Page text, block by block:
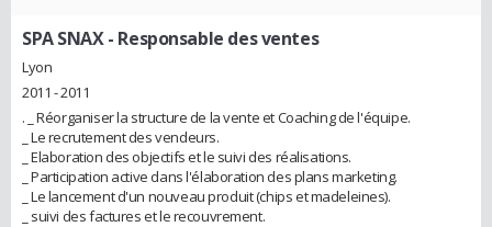
SPA SNAX- Responsable des ventes
Lyon
2011 - 2011
. _ Réorganiser la structure de la vente et Coaching de l'équipe.
_ Le recrutement des vendeurs.
_ Elaboration des objectifs et le suivi des réalisations.
_ Participation active dans l'élaboration des plans marketing.
_ Le lancement d'un nouveau produit (chips et madeleines).
_ suivi des factures et le recouvrement.